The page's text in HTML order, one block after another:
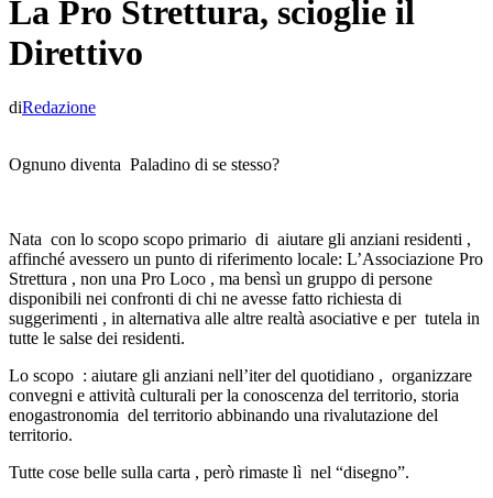
La Pro Strettura, scioglie il
Direttivo
diRedazione
Ognuno diventa Paladino di se stesso?
Nata con lo scopo scopo primario di aiutare gli anziani residenti ,
affinché avessero un punto di riferimento locale: L’Associazione Pro
Strettura , non una Pro Loco , ma bensì un gruppo di persone
disponibili nei confronti di chi ne avesse fatto richiesta di
suggerimenti , in alternativa alle altre realtà asociative e per tutela in
tutte le salse dei residenti.
Lo scopo : aiutare gli anziani nell’iter del quotidiano , organizzare
convegni e attività culturali per la conoscenza del territorio, storia
enogastronomia del territorio abbinando una rivalutazione del
territorio.
Tutte cose belle sulla carta , però rimaste lì nel “disegno”.